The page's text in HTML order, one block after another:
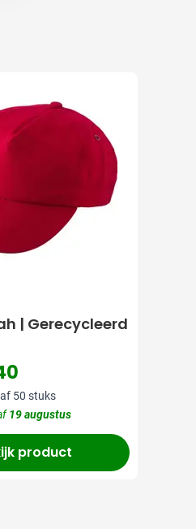
| Gerecycleerd
prijs
50 stuks
19 augustus
product